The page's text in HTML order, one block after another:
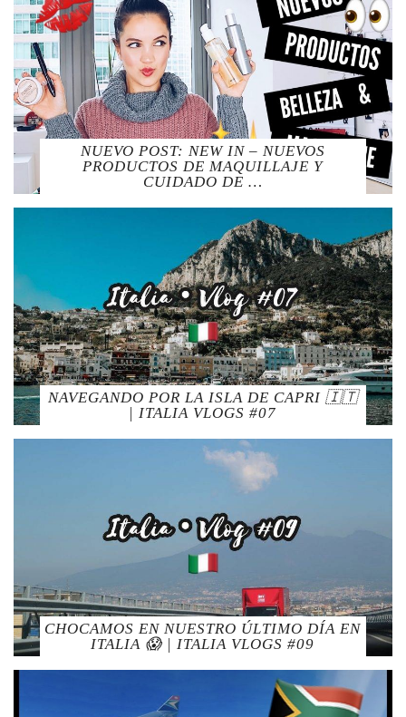
NUEVO POST: NEW IN – NUEVOS
PRODUCTOS DE MAQUILLAJE Y
CUIDADO DE …
NAVEGANDO POR LA ISLA DE CAPRI 🇮🇹
| ITALIA VLOGS #07
CHOCAMOS EN NUESTRO ÚLTIMO DÍA EN
ITALIA 😱 | ITALIA VLOGS #09